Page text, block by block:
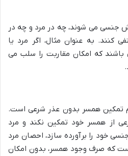
جنسی می شوند، چه در مرد و چه در
کنند. به عنوان مثال، اگر مرد یا
که امکان مقاربت را سلب می
تمکین همسر بدون عذر شرعی است.
از همسر خود تمکین نکند و مرد
خود را برآورده سازد، احصان مرد
که صرف وجود همسر، بدون امکان